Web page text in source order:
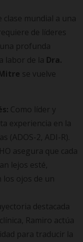
mundial a una
de líderes
profunda
labor de la Dra.
se vuelve
Como líder y
experiencia en la
(ADOS-2, ADI-R).
asegura que cada
lejos esté,
los ojos de un
destacada
Ramiro actúa
para traducir la